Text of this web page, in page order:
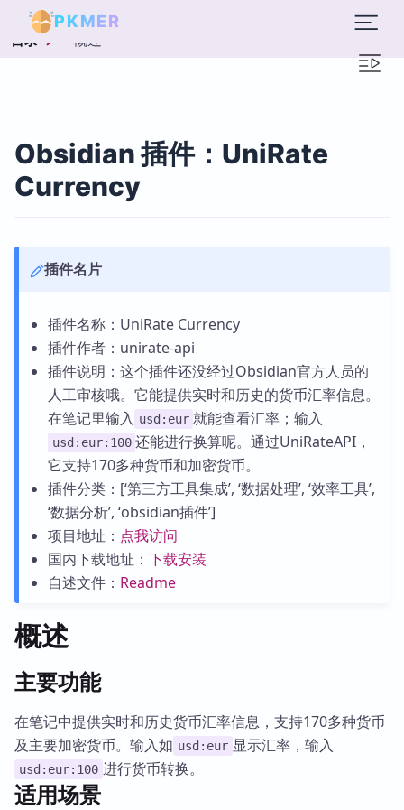
PKMER
目录 概述
Obsidian 插件：UniRate
Currency
插件名片
插件名称：UniRate Currency
插件作者：unirate-api
插件说明：这个插件还没经过Obsidian官方人员的
人工审核哦。它能提供实时和历史的货币汇率信息。
在笔记里输入 usd:eur 就能查看汇率；输入
usd:eur:100 还能进行换算呢。通过UniRateAPI，
它支持170多种货币和加密货币。
插件分类：[‘第三方工具集成’, ‘数据处理’, ‘效率工具’,
‘数据分析’, ‘obsidian插件’]
项目地址： 点我访问
国内下载地址： 下载安装
自述文件： Readme
概述
主要功能
在笔记中提供实时和历史货币汇率信息，支持170多种货币
及主要加密货币。输入如 usd:eur 显示汇率，输入
usd:eur:100 进行货币转换。
适用场景